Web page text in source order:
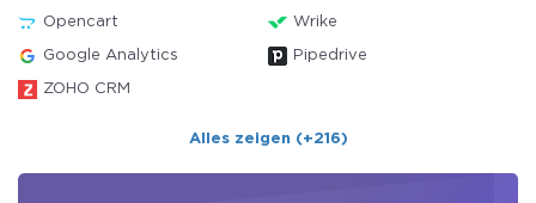
Opencart Wrike
Google Analytics Pipedrive
ZOHO CRM
Alles zeigen (+216)